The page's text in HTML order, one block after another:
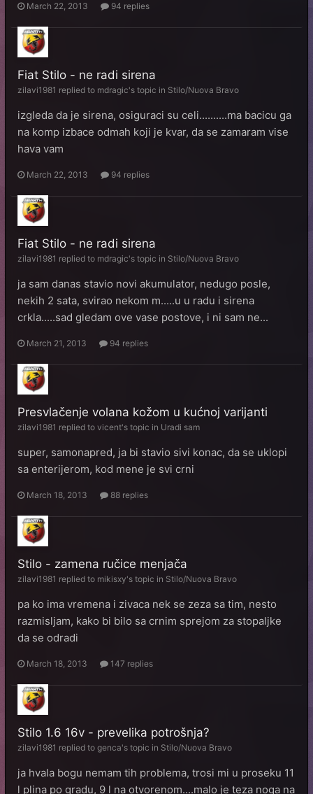
March 22, 2013 94 replies
Fiat Stilo - ne radi sirena
zilavi1981 replied to mdragic's topic in Stilo/Nuova Bravo
izgleda da je sirena, osiguraci su celi..........ma bacicu ga
na komp izbace odmah koji je kvar, da se zamaram vise
hava vam
March 22, 2013 94 replies
Fiat Stilo - ne radi sirena
zilavi1981 replied to mdragic's topic in Stilo/Nuova Bravo
ja sam danas stavio novi akumulator, nedugo posle,
nekih 2 sata, svirao nekom m.....u u radu i sirena
crkla.....sad gledam ove vase postove, i ni sam ne...
March 21, 2013 94 replies
Presvlačenje volana kožom u kućnoj varijanti
zilavi1981 replied to vicent's topic in Uradi sam
super, samonapred, ja bi stavio sivi konac, da se uklopi
sa enterijerom, kod mene je svi crni
March 18, 2013 88 replies
Stilo - zamena ručice menjača
zilavi1981 replied to mikisxy's topic in Stilo/Nuova Bravo
pa ko ima vremena i zivaca nek se zeza sa tim, nesto
razmisljam, kako bi bilo sa crnim sprejom za stopaljke
da se odradi
March 18, 2013 147 replies
Stilo 1.6 16v - prevelika potrošnja?
zilavi1981 replied to genca's topic in Stilo/Nuova Bravo
ja hvala bogu nemam tih problema, trosi mi u proseku 11
l plina po gradu, 9 l na otvorenom....malo je teza noga na